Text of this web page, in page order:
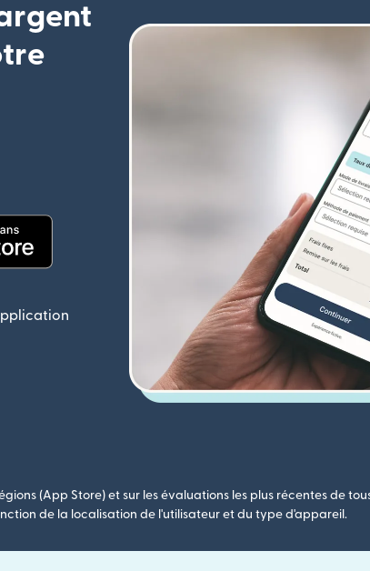
dans une nouvelle fenêtre)
(App Store) et sur les évaluations les plus récentes de
de la localisation de l'utilisateur et du type d'appareil.